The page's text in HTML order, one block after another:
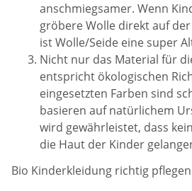
anschmiegsamer. Wenn
gröbere Wolle direkt auf
ist Wolle/Seide eine super
Nicht nur das Material für
entspricht ökologischen
eingesetzten Farben sind
basieren auf natürlichem
wird gewährleistet, dass
die Haut der Kinder
Bio Kinderkleidung richtig pflegen